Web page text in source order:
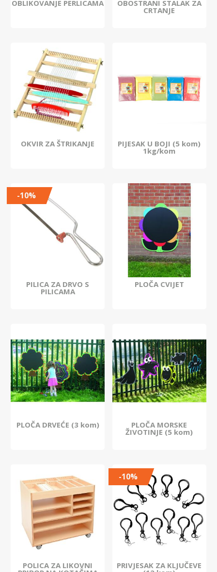
OBLIKOVANJE PERLICAMA OBOSTRANI STALAK ZA
CRTANJE
OKVIR ZA ŠTRIKANJE PIJESAK U BOJI (5 kom)
1kg/kom
-10%
PILICA ZA DRVO S
PILICAMA
PLOČA CVIJET
PLOČA DRVEĆE (3 kom) PLOČA MORSKE
ŽIVOTINJE (5 kom)
POLICA ZA LIKOVNI
-10%
PRIVJESAK ZA KLJUČEVE